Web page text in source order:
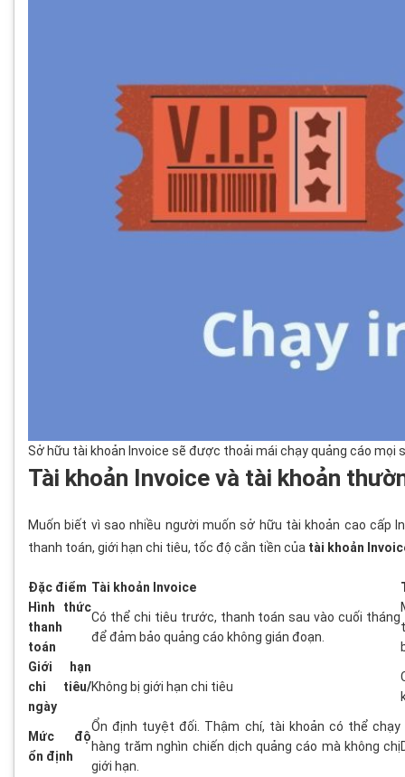
Sở hữu tài khoản Invoice sẽ được thoải mái chạy quảng cáo mọi
Tài khoản Invoice và tài khoản
Muốn biết vì sao nhiều người muốn sở hữu tài khoản cao cấp
thanh toán, giới hạn chi tiêu, tốc độ cắn tiền của tài khoản
Đặc điểm Tài khoản Invoice
Hình thức
thanh
toán
Có thể chi tiêu trước, thanh toán sau vào cuối tháng
để đảm bảo quảng cáo không gián đoạn.
Giới hạn
chi tiêu/
ngày
Không bị giới hạn chi tiêu
Mức độ
ổn định
Ổn định tuyệt đối. Thậm chí, tài khoản có thể chạy
hàng trăm nghìn chiến dịch quảng cáo mà không chị
giới hạn.